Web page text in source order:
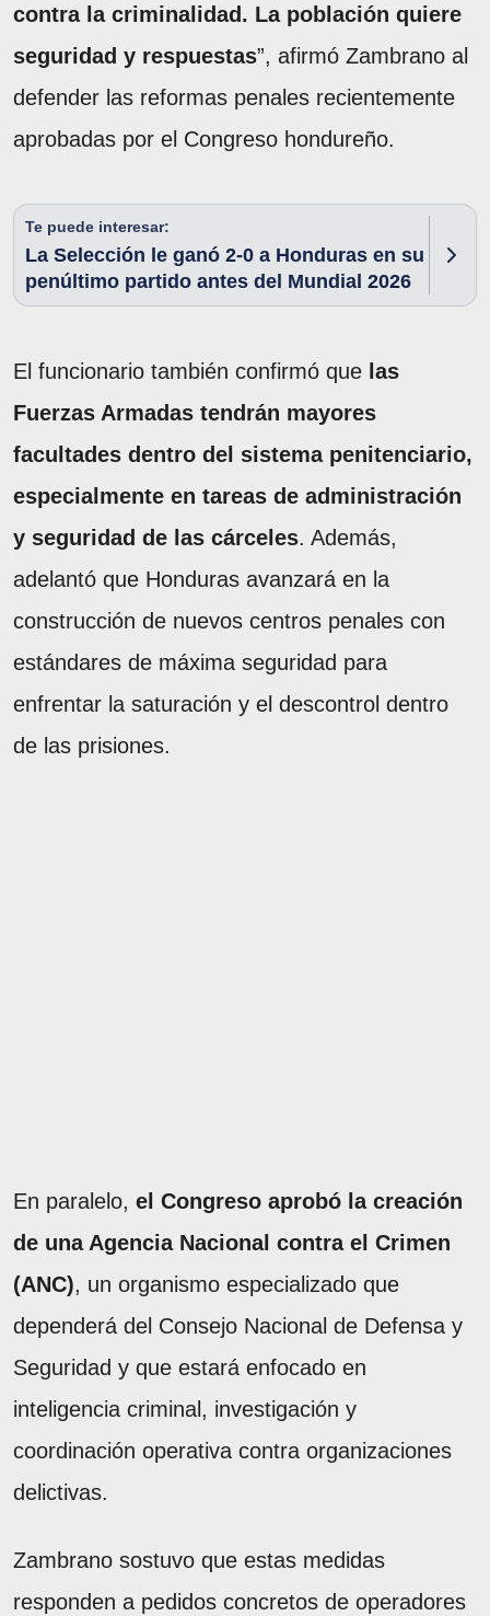
contra la criminalidad. La población quiere
seguridad y respuestas”, afirmó Zambrano al
defender las reformas penales recientemente
aprobadas por el Congreso hondureño.
Te puede interesar:
La Selección le ganó 2-0 a Honduras en su
penúltimo partido antes del Mundial 2026
El funcionario también confirmó que las
Fuerzas Armadas tendrán mayores
facultades dentro del sistema penitenciario,
especialmente en tareas de administración
y seguridad de las cárceles. Además,
adelantó que Honduras avanzará en la
construcción de nuevos centros penales con
estándares de máxima seguridad para
enfrentar la saturación y el descontrol dentro
de las prisiones.
En paralelo, el Congreso aprobó la creación
de una Agencia Nacional contra el Crimen
(ANC), un organismo especializado que
dependerá del Consejo Nacional de Defensa y
Seguridad y que estará enfocado en
inteligencia criminal, investigación y
coordinación operativa contra organizaciones
delictivas.
Zambrano sostuvo que estas medidas
responden a pedidos concretos de operadores